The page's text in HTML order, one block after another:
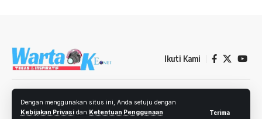
Dengan menggunakan situs ini, Anda setuju dengan
Kebijakan Privasi dan Ketentuan Penggunaan
Terima
Ikuti Kami
Kontak